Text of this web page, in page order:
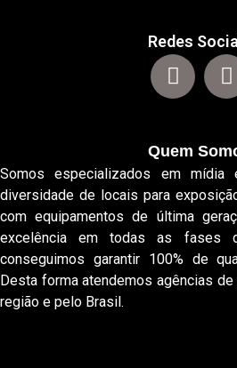
Redes
Quem
Somos especializados em mídia
diversidade de locais para
com equipamentos de última
excelência em todas as fases
conseguimos garantir 100% de
Desta forma atendemos agências
região e pelo Brasil.